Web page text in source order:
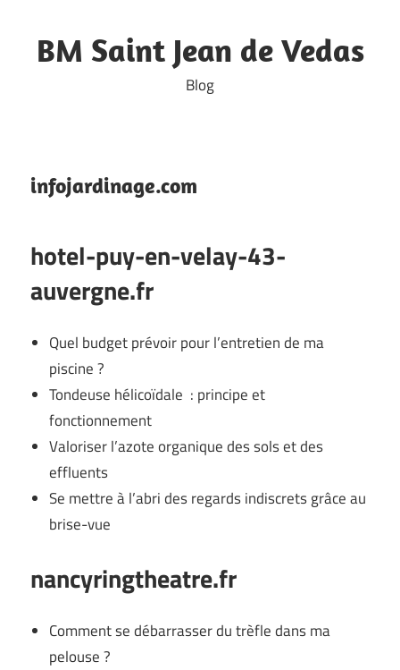
to
content
BM Saint Jean de Vedas
Blog
infojardinage.com
hotel-puy-en-velay-43-
auvergne.fr
Quel budget prévoir pour l’entretien de ma
piscine ?
Tondeuse hélicoïdale : principe et
fonctionnement
Valoriser l’azote organique des sols et des
effluents
Se mettre à l’abri des regards indiscrets grâce au
brise-vue
nancyringtheatre.fr
Comment se débarrasser du trèfle dans ma
pelouse ?